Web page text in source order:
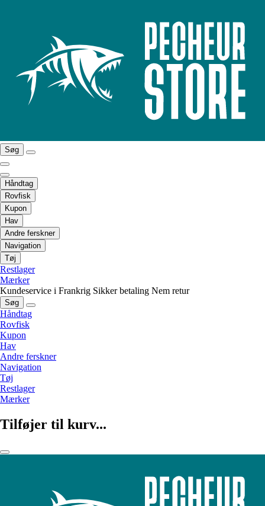
Søg
Håndtag
Rovfisk
Kupon
Hav
Andre ferskner
Navigation
Tøj
Restlager
Mærker
Kundeservice i Frankrig Sikker betaling Nem retur
Søg
Håndtag
Rovfisk
Kupon
Hav
Andre ferskner
Navigation
Tøj
Restlager
Mærker
Tilføjer til kurv...